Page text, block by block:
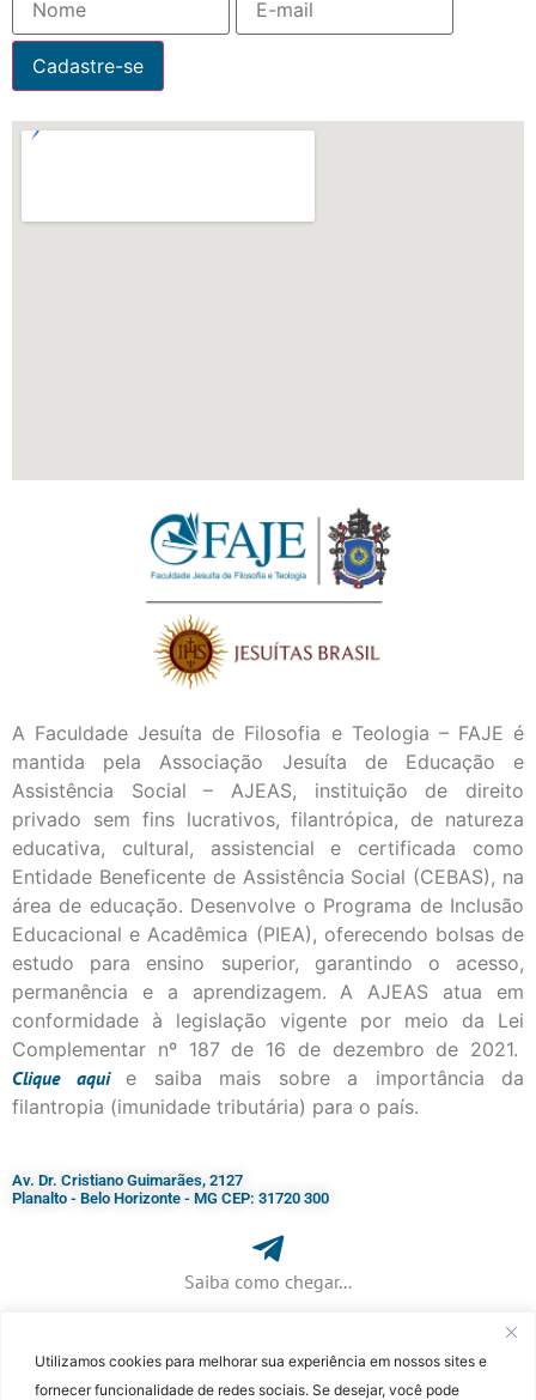
Utilizamos cookies para melhorar sua experiência em nossos sites e
fornecer funcionalidade de redes sociais. Se desejar, você pode
A Faculdade Jesuíta de Filosofia e Teologia – FAJE é
mantida pela Associação Jesuíta de Educação e
Assistência Social – AJEAS, instituição de direito
privado sem fins lucrativos, filantrópica, de natureza
educativa, cultural, assistencial e certificada como
Entidade Beneficente de Assistência Social (CEBAS), na
área de educação. Desenvolve o Programa de Inclusão
Educacional e Acadêmica (PIEA), oferecendo bolsas de
estudo para ensino superior, garantindo o acesso,
permanência e a aprendizagem. A AJEAS atua em
conformidade à legislação vigente por meio da Lei
Complementar nº 187 de 16 de dezembro de 2021.
Cliqueaqui
e saiba mais sobre a importância da
filantropia (imunidade tributária) para o país.
Av. Dr. Cristiano Guimarães, 2127
Planalto - Belo Horizonte - MG CEP: 31720 300
Saiba como chegar...
+ 55 (31) 3115-7000​